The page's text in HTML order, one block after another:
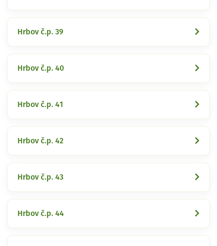
Hrbov č.p. 39
Hrbov č.p. 40
Hrbov č.p. 41
Hrbov č.p. 42
Hrbov č.p. 43
Hrbov č.p. 44